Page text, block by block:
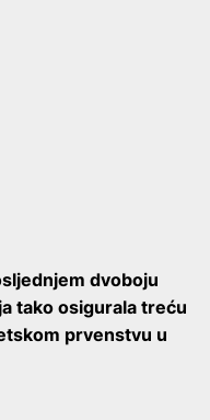
dvoboju
tako osigurala treću
prvenstvu u